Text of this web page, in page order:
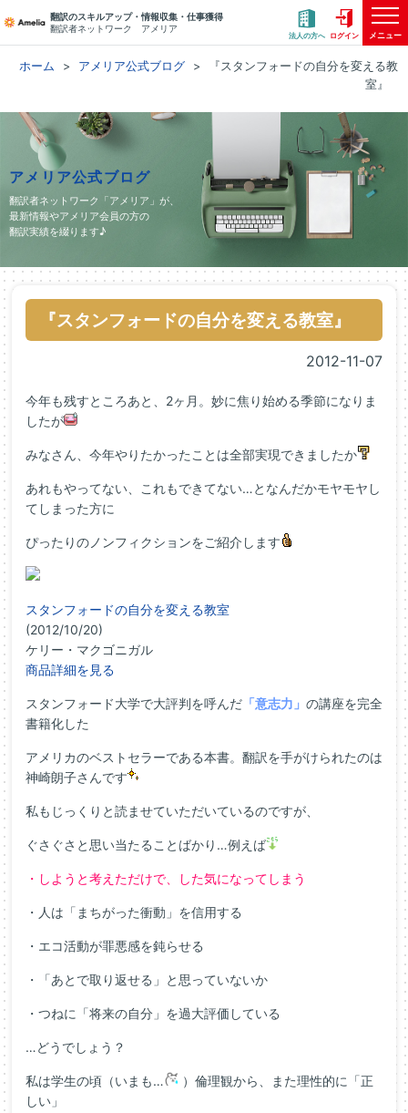
翻訳のスキルアップ・情報収集・仕事獲得
翻訳者ネットワーク アメリア
法人の方へ ログイン メニュー
ホーム アメリア公式ブログ
『スタンフォードの自分を変える教
室』
アメリア公式ブログ
翻訳者ネットワーク「アメリア」が、
最新情報やアメリア会員の方の
翻訳実績を綴ります♪
『スタンフォードの自分を変える教室』
2012-11-07
今年も残すところあと、2ヶ月。妙に焦り始める季節になりま
したが
みなさん、今年やりたかったことは全部実現できましたか
あれもやってない、これもできてない…となんだかモヤモヤし
てしまった方に
ぴったりのノンフィクションをご紹介します
スタンフォードの自分を変える教室
(2012/10/20)
ケリー・マクゴニガル
商品詳細を見る
スタンフォード大学で大評判を呼んだ 「意志力」 の講座を完全
書籍化した
アメリカのベストセラーである本書。翻訳を手がけられたのは
神崎朗子さんです
私もじっくりと読ませていただいているのですが、
ぐさぐさと思い当たることばかり…例えば
・しようと考えただけで、した気になってしまう
・人は「まちがった衝動」を信用する
・エコ活動が罪悪感を鈍らせる
・「あとで取り返せる」と思っていないか
・つねに「将来の自分」を過大評価している
…どうでしょう？
私は学生の頃（いまも…
）倫理観から、また理性的に「正
しい」